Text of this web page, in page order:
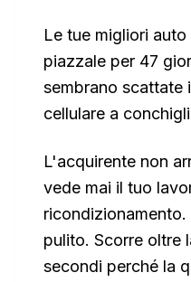
Le tue migliori
piazzale per 47
sembrano scattate
cellulare a
L'acquirente non
vede mai il tuo
pulito. Scorre oltre
secondi perché la